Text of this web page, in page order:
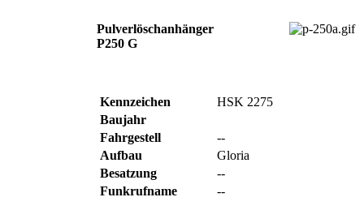
Pulverlöschanhänger
P250 G
Kennzeichen
HSK 2275
Baujahr
Fahrgestell
--
Aufbau
Gloria
Besatzung
--
Funkrufname
--